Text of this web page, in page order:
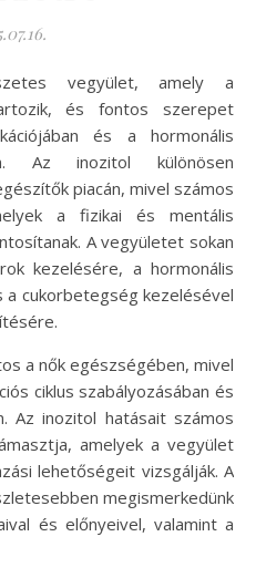
és fontos szerepet
és a hormonális
Az inozitol különösen
piacán, mivel számos
a fizikai és mentális
A vegyületet sokan
kezelésére, a hormonális
a cukorbetegség kezelésével
a nők egészségében, mivel
ciklus szabályozásában és
Az inozitol hatásait számos
amelyek a vegyület
lehetőségeit vizsgálják. A
megismerkedünk
és előnyeivel, valamint a